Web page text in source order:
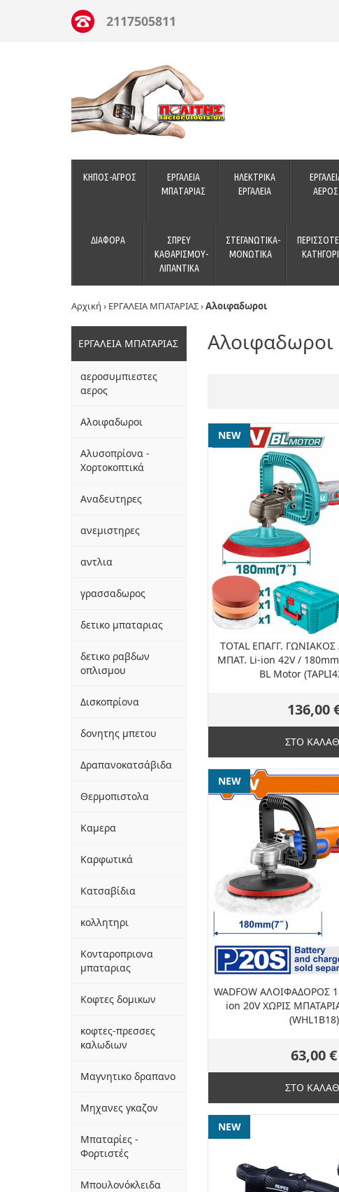
2117505811
ΚΗΠΟΣ-ΑΓΡΟΣ
ΕΡΓΑΛΕΙΑ
ΜΠΑΤΑΡΙΑΣ
ΗΛΕΚΤΡΙΚΑ
ΕΡΓΑΛΕΙΑ
ΑΕΡΟΣ
ΔΙΑΦΟΡΑ
ΣΠΡΕΥ
ΚΑΘΑΡΙΣΜΟΥ-
ΛΙΠΑΝΤΙΚΑ
ΣΤΕΓΑΝΩΤΙΚΑ-
ΜΟΝΩΤΙΚΑ
Αρχική › ΕΡΓΑΛΕΙΑ ΜΠΑΤΑΡΙΑΣ›Αλοιφαδωροι
Αλοιφαδωροι
NEW
TOTAL ΕΠΑΓΓ.
ΜΠΑΤ. Li-ion 42V /
BL Motor
136,00
ΣΤΟ
NEW
WADFOW ΑΛΟΙΦΑΔΟΡΟΣ
ion 20V ΧΩΡΙΣ
(WHL1B18)
63,00 €
ΣΤΟ
NEW
ΕΡΓΑΛΕΙΑ ΜΠΑΤΑΡΙΑΣ
αεροσυμπιεστες
αερος
Αλοιφαδωροι
Αλυσοπρίονα -
Χορτοκοπτικά
Αναδευτηρες
ανεμιστηρες
αντλια
γρασσαδωρος
δετικο μπαταριας
δετικο ραβδων
οπλισμου
Δισκοπρίονα
δονητης μπετου
Δραπανοκατσάβιδα
Θερμοπιστολα
Καμερα
Καρφωτικά
Κατσαβίδια
κολλητηρι
Κονταροπριονα
μπαταριας
Κοφτες δομικων
κοφτες-πρεσσες
καλωδιων
Μαγνητικο δραπανο
Μηχανες γκαζον
Μπαταρίες -
Φορτιστές
Μπουλονόκλειδα